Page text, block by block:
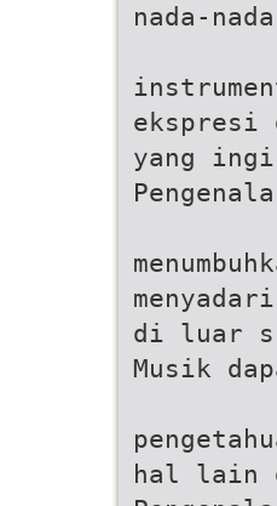
nada-
ekspresi
yang
di luar
Musik
hal lain